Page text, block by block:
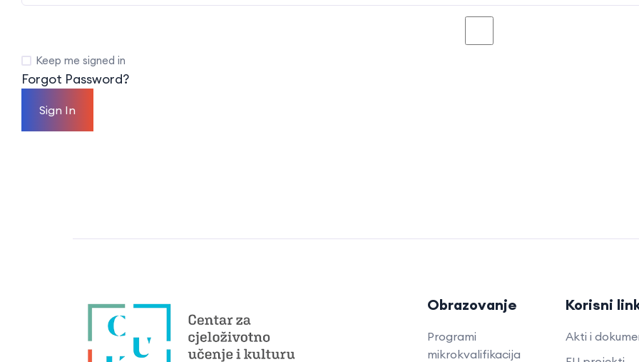
Keep me signed in
Forgot Password?
Sign In
Obrazovanje
Programi
mikrokvalifikacija
Korisni
Akti i